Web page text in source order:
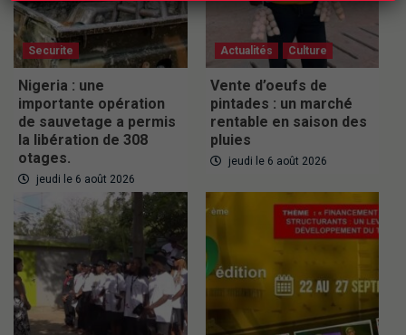
Securite
Nigeria : une
importante opération
de sauvetage a permis
la libération de 308
otages.
jeudi le 6 août 2026
Actualités Culture
Vente d’oeufs de
pintades : un marché
rentable en saison des
pluies
jeudi le 6 août 2026